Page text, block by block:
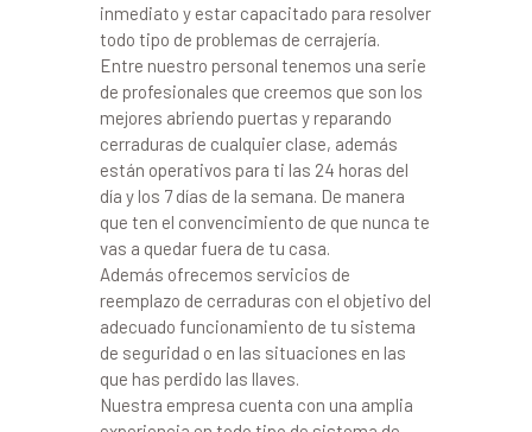
inmediato y estar capacitado para resolver
todo tipo de problemas de cerrajería.
Entre nuestro personal tenemos una serie
de profesionales que creemos que son los
mejores abriendo puertas y reparando
cerraduras de cualquier clase, además
están operativos para ti las 24 horas del
día y los 7 días de la semana. De manera
que ten el convencimiento de que nunca te
vas a quedar fuera de tu casa.
Además ofrecemos servicios de
reemplazo de cerraduras con el objetivo del
adecuado funcionamiento de tu sistema
de seguridad o en las situaciones en las
que has perdido las llaves.
Nuestra empresa cuenta con una amplia